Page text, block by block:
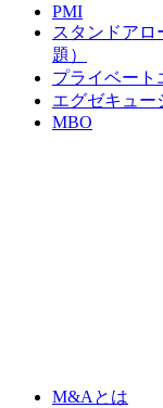
PMI
スタンドアロ
題）
プライベート
エグゼキュー
MBO
M&Aとは